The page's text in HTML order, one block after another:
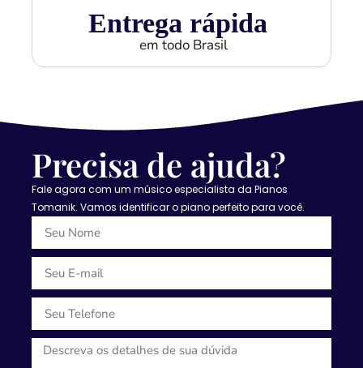
Entrega rápida
em todo Brasil
Precisa de ajuda?
Fale agora com um músico especialista da Pianos
Tomanik. Vamos identificar o piano perfeito para você.